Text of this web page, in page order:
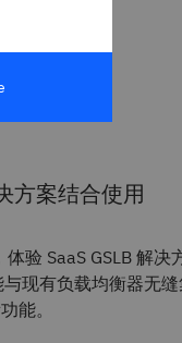
方案结合使用
验 SaaS GSLB 解决
现有负载均衡器无
能。